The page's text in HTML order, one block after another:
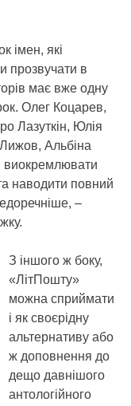
імен, які
прозвучати в
має вже одну
Олег Коцарев,
Лазуткін, Юлія
Альбіна
виокремлювати
наводити повний
–
З іншого ж боку,
«ЛітПошту»
можна сприймати
і як своєрідну
альтернативу або
ж доповнення до
дещо давнішого
антологійного